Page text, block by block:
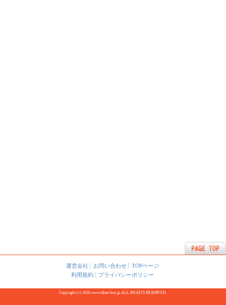
運営会社 お問い合わせ
TOPページ
利用規約
プライバシーポリシー
Copyright (c) 2026 www.illust-box.jp ALL RIGHTS RESERVED.